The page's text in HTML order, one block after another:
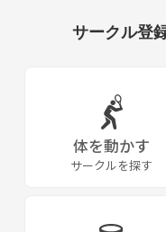
サークル登
体を動かす
サークルを探す